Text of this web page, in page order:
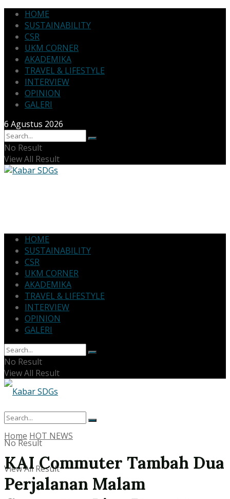
HOME
SUSTAINABILITY
CSR
UKM CORNER
AKADEMIKA
TRAVEL & LIFESTYLE
INTERVIEW
OPINION
GALERI
6 Agustus 2026
No Result
View All Result
HOME
SUSTAINABILITY
CSR
UKM CORNER
AKADEMIKA
TRAVEL & LIFESTYLE
INTERVIEW
OPINION
GALERI
No Result
View All Result
No Result
View All Result
Home HOT NEWS
KAI Commuter Tambah Dua
Perjalanan Malam